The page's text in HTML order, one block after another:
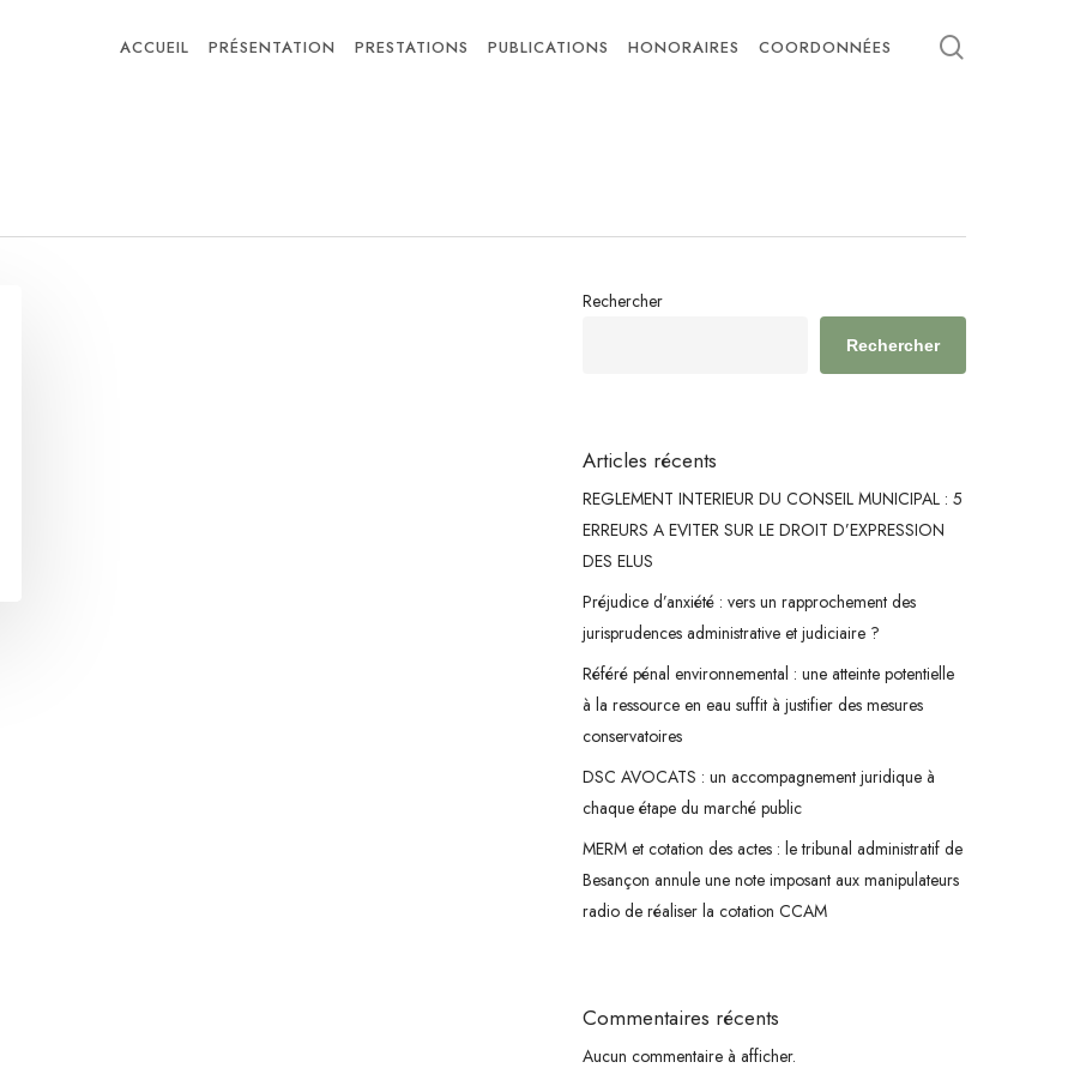
ACCUEIL PRÉSENTATION PRESTATIONS PUBLICATIONS HONORAIRES COORDONNÉES
Rechercher
Rechercher
Articles récents
REGLEMENT INTERIEUR DU CONSEIL MUNICIPAL : 5
ERREURS A EVITER SUR LE DROIT D’EXPRESSION
DES ELUS
Préjudice d’anxiété : vers un rapprochement des
jurisprudences administrative et judiciaire ?
Référé pénal environnemental : une atteinte potentielle
à la ressource en eau suffit à justifier des mesures
conservatoires
DSC AVOCATS : un accompagnement juridique à
chaque étape du marché public
MERM et cotation des actes : le tribunal administratif de
Besançon annule une note imposant aux manipulateurs
radio de réaliser la cotation CCAM
Commentaires récents
Aucun commentaire à afficher.